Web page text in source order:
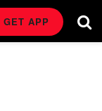
GET APP